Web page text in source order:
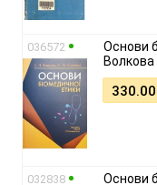
036572
Основи
330.00
032838 Основи